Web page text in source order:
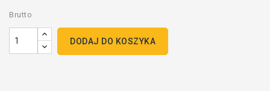
Brutto
DODAJ DO KOSZYKA